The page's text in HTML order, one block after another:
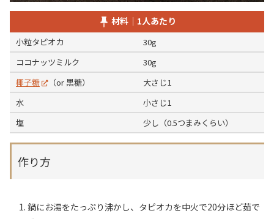
材料｜1人あたり
小粒タピオカ
30g
ココナッツミルク
30g
椰子糖
（or 黒糖）
大さじ1
水
小さじ1
塩
少し（0.5つまみくらい）
作り方
鍋にお湯をたっぷり沸かし、タピオカを中火で20分ほど茹で